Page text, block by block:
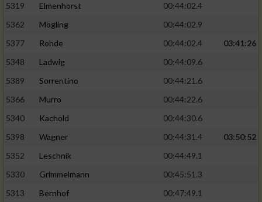
5319
Elmenhorst
00:44:02.4
5362
Mögling
00:44:02.9
5377
Rohde 00:44:02.4
03:41:26
5348
Ladwig
00:44:09.6
5389
Sorrentino
00:44:21.6
5366
Murro
00:44:22.6
5340
Kachold
00:44:30.6
5398
Wagner 00:44:31.4
03:50:52
5352
Leschnik
00:44:49.1
5330
Grimmelmann
00:45:51.3
5313
Bernhof
00:47:49.1